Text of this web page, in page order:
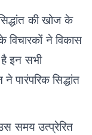
की खोज के
विचारकों ने विकास
हैइन सभी
सिद्धांत
समय उत्प्रेरित